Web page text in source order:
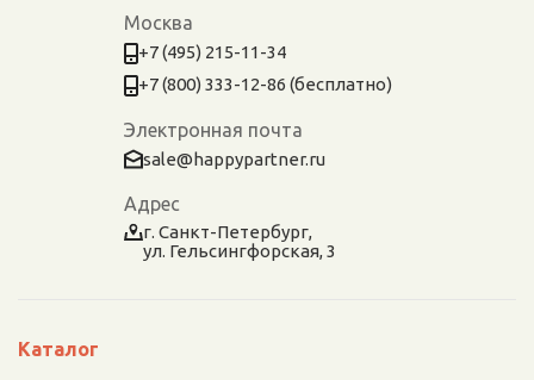
Москва
+7 (495) 215-11-34
+7 (800) 333-12-86 (бесплатно)
Электронная почта
sale@happypartner.ru
Адрес
г. Санкт-Петербург,
ул. Гельсингфорская, 3
Каталог